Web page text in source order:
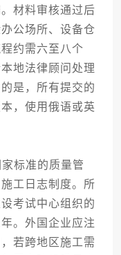
材料审核通过后
公场所、设备仓
约需六至八个
地法律顾问处理
是，所有提交的
，使用俄语或英
标准的质量管
工日志制度。所
考试中心组织的
。外国企业应注
若跨地区施工需